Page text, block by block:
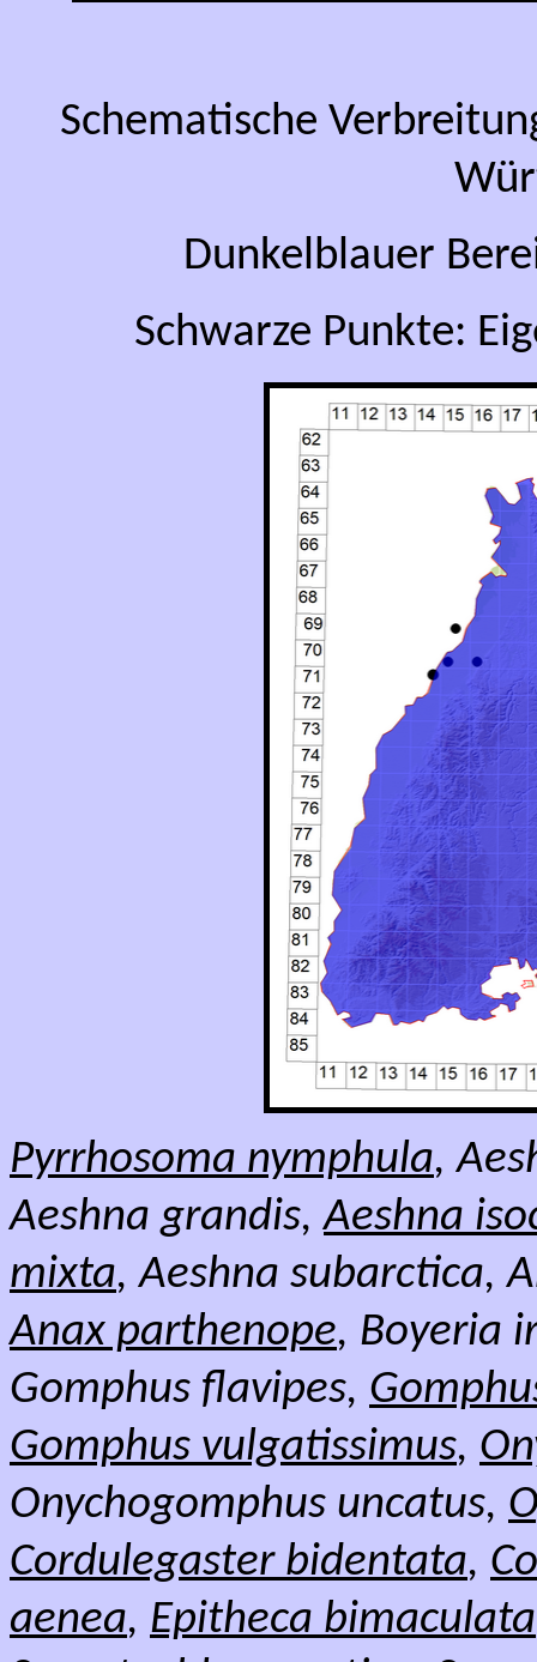
Schematische
Dunkelblauer
Schwarze Punkte:
Pyrrhosoma nymphula,
Aeshna grandis,Aeshna
mixta, Aeshna subarctica,
Anax parthenope, Boyeria
Gomphus flavipes,
Gomphus vulgatissimus,
Onychogomphus uncatus,
Cordulegaster bidentata,
aenea, Epitheca bimaculata